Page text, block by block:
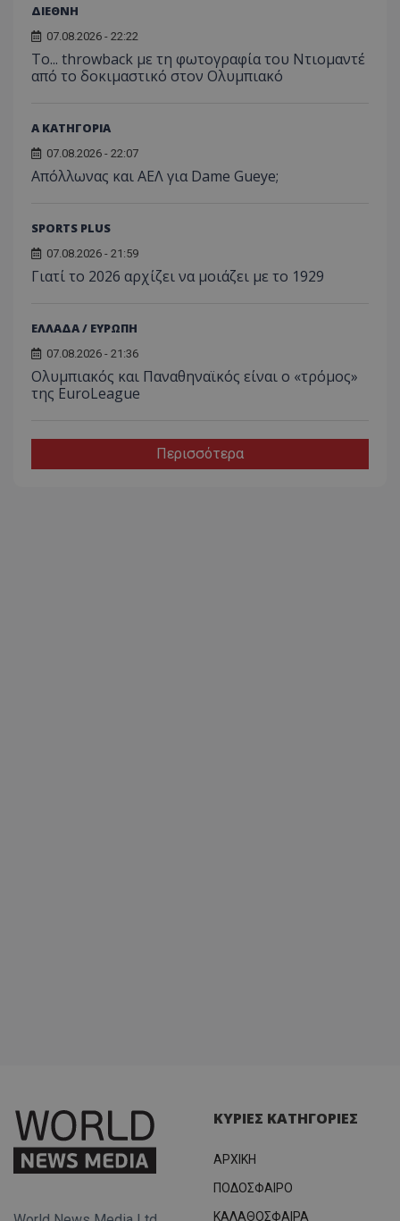
ΔΙΕΘΝΗ
07.08.2026 - 22:22
Το... throwback με τη φωτογραφία του Ντιομαντέ
από το δοκιμαστικό στον Ολυμπιακό
Α ΚΑΤΗΓΟΡΙΑ
07.08.2026 - 22:07
Απόλλωνας και ΑΕΛ για Dame Gueye;
SPORTS PLUS
07.08.2026 - 21:59
Γιατί το 2026 αρχίζει να μοιάζει με το 1929
ΕΛΛΑΔΑ / ΕΥΡΩΠΗ
07.08.2026 - 21:36
Ολυμπιακός και Παναθηναϊκός είναι ο «τρόμος»
της EuroLeague
Περισσότερα
ΚΥΡΙΕΣ ΚΑΤΗΓΟΡΙΕΣ
ΑΡΧΙΚΗ
ΠΟΔΟΣΦΑΙΡΟ
ΚΑΛΑΘΟΣΦΑΙΡΑ